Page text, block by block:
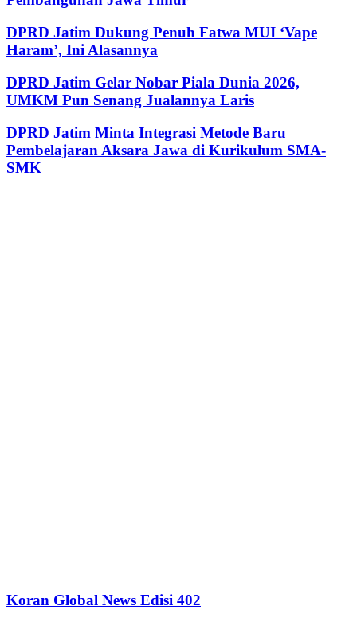
DPRD Jatim Dukung Penuh Fatwa MUI ‘Vape
Haram’, Ini Alasannya
DPRD Jatim Gelar Nobar Piala Dunia 2026,
UMKM Pun Senang Jualannya Laris
DPRD Jatim Minta Integrasi Metode Baru
Pembelajaran Aksara Jawa di Kurikulum SMA-
SMK
Koran Global News Edisi 402